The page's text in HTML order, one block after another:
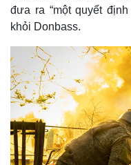
đưa ra “một quyết
khỏi Donbass.